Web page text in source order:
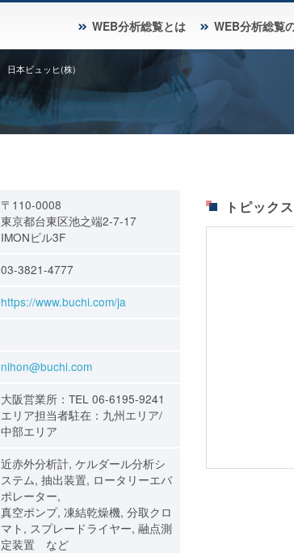
WEB分析総覧とは WEB分析総覧
日本ビュッヒ(株)
〒110-0008
東京都台東区池之端2-7-17
IMONビル3F
03-3821-4777
https://www.buchi.com/ja
nihon@buchi.com
大阪営業所：TEL 06-6195-9241
エリア担当者駐在：九州エリア/
中部エリア
近赤外分析計, ケルダール分析シ
ステム, 抽出装置, ロータリーエバ
ポレーター,
真空ポンプ, 凍結乾燥機, 分取クロ
マト, スプレードライヤー, 融点測
定装置 など
トピックス